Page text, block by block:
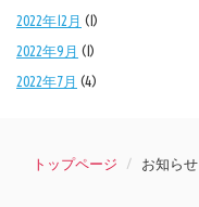
2022年12月 (1)
2022年9月 (1)
2022年7月 (4)
トップページ お知らせ